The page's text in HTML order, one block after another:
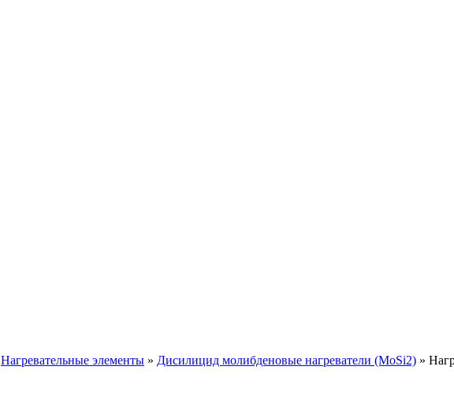
Нагревательные элементы » Дисилицид молибденовые нагреватели (MoSi2) »